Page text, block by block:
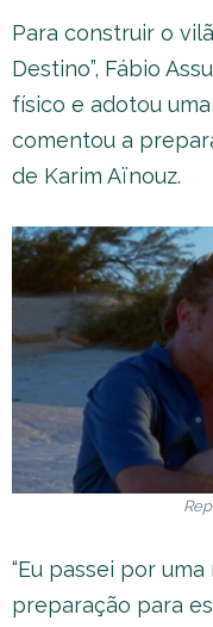
Para construir o
Destino”, Fábio
físico e adotou
comentou a
de Karim Aïnouz.
“Eu passei por
preparação para